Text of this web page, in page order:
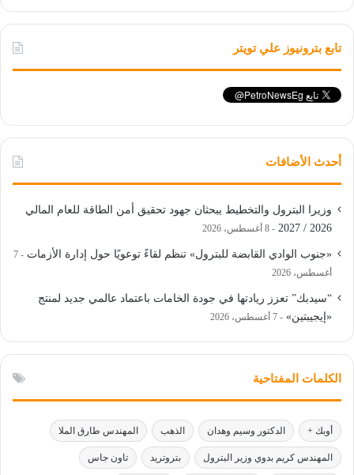
تابع بترونيوز علي تويتر
أحدث الأضافات
وزيرا البترول والتخطيط يبحثان جهود تحقيق أمن الطاقة للعام المالي
2026 / 2027
8 أغسطس، 2026
«جنوب الوادي القابضة للبترول» تنظم لقاءً توعويًا حول إدارة الأزمات
7
أغسطس، 2026
“سيدبك” تعزز ريادتها في جودة الخامات باعتماد عالمي جديد لمنتج
«إيجيبتين»
7 أغسطس، 2026
الكلمات المفتاحية
أوبك + الدكتور وسيم وهدان الذهب المهندس طارق الملا
المهندس كريم بدوي وزير البترول بتروتريد تاون جاس